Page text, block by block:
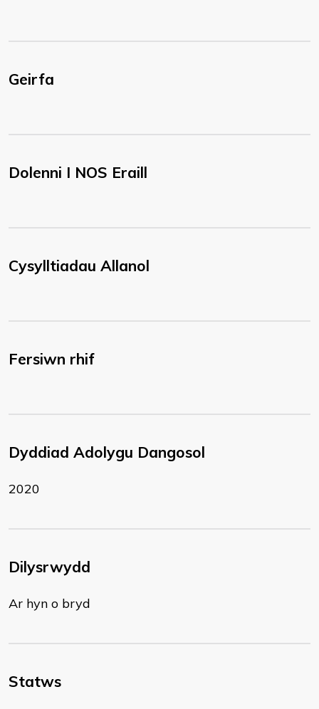
Geirfa
Dolenni I NOS Eraill
Cysylltiadau Allanol
Fersiwn rhif
Dyddiad Adolygu Dangosol
2020
Dilysrwydd
Ar hyn o bryd
Statws